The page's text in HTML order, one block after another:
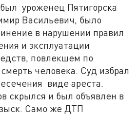
уроженец Пятигорска
Васильевич, было
в нарушении правил
и эксплуатации
повлекшем по
человека. Суд избрал
виде ареста.
скрылся и был объявлен в
Само же ДТП